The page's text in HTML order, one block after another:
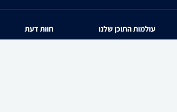
עולמות התוכן שלנו
חוות דעת